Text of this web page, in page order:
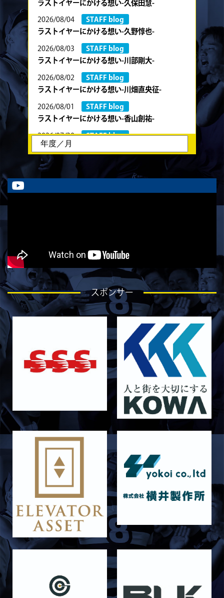
ラストイヤーにかける想い-久保田慧-
2026/08/04
STAFF blog
ラストイヤーにかける想い-久野惇也-
2026/08/03
STAFF blog
ラストイヤーにかける想い-川部剛大-
2026/08/02
STAFF blog
ラストイヤーにかける想い-川畑直央征-
2026/08/01
STAFF blog
ラストイヤーにかける想い-香山創祐-
2026/07/30
STAFF blog
ラストイヤーにかける想い-金本亮斗-
2026/07/30
ラストイヤーにかける想い-岡本光樹-
2026/07/28
STAFF blog
2026/07/25
STAFF blog
2026/07/25
ラストイヤーにかける想い-青田宗久-
2026/06/27
STAFF blog
STAFF blog
【Rits Familyのバトン】vol. 2 稲西輝紀
2026/06/21
STAFF blog
STAFF blog
2026/06/16
STAFF blog
6月14日 島津製作所
2026/06/16
STAFF blog
6月13日 名城大学
2026/06/12
STAFF blog
【Rits Familyのバトン】vol. 1 北村瞬太郎
2026/06/03
STAFF blog
【「イヤーブック2026」にお名前を掲載／サポ
ーター募集のお知らせ】
2026/05/31
STAFF blog
5月30日 関西学院大学CD
スポンサー